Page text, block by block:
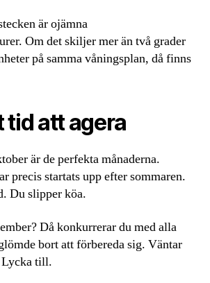
är ojämna
Om det skiljer mer än två grader
på samma våningsplan, då finns
tid att agera
är de perfekta månaderna.
precis startats upp efter sommaren.
Du slipper köa.
Då konkurrerar du med alla
bort att förbereda sig. Väntar
Lycka till.